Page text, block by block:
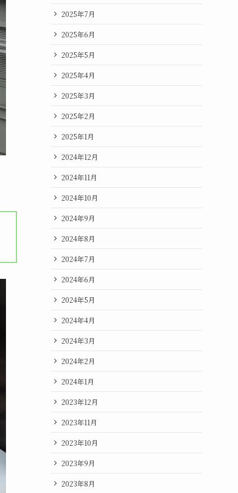
2025年7月
2025年6月
2025年5月
2025年4月
2025年3月
2025年2月
2025年1月
2024年12月
2024年11月
2024年10月
2024年9月
2024年8月
2024年7月
2024年6月
2024年5月
2024年4月
2024年3月
2024年2月
2024年1月
2023年12月
2023年11月
2023年10月
2023年9月
2023年8月